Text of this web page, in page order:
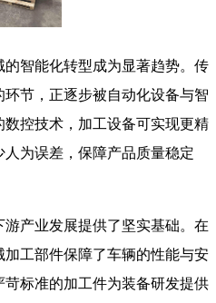
的智能化转型成为显著趋势。传
节，正逐步被自动化设备与智
控技术，加工设备可实现更精
为误差，保障产品质量稳定
产业发展提供了坚实基础。在
工部件保障了车辆的性能与安
标准的加工件为装备研发提供